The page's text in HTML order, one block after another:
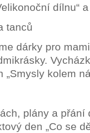
dílnu“
tanců
dárky pro
kolem
plány a
den „Co se